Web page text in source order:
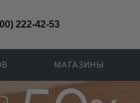
222-42-53
МАГАЗИНЫ